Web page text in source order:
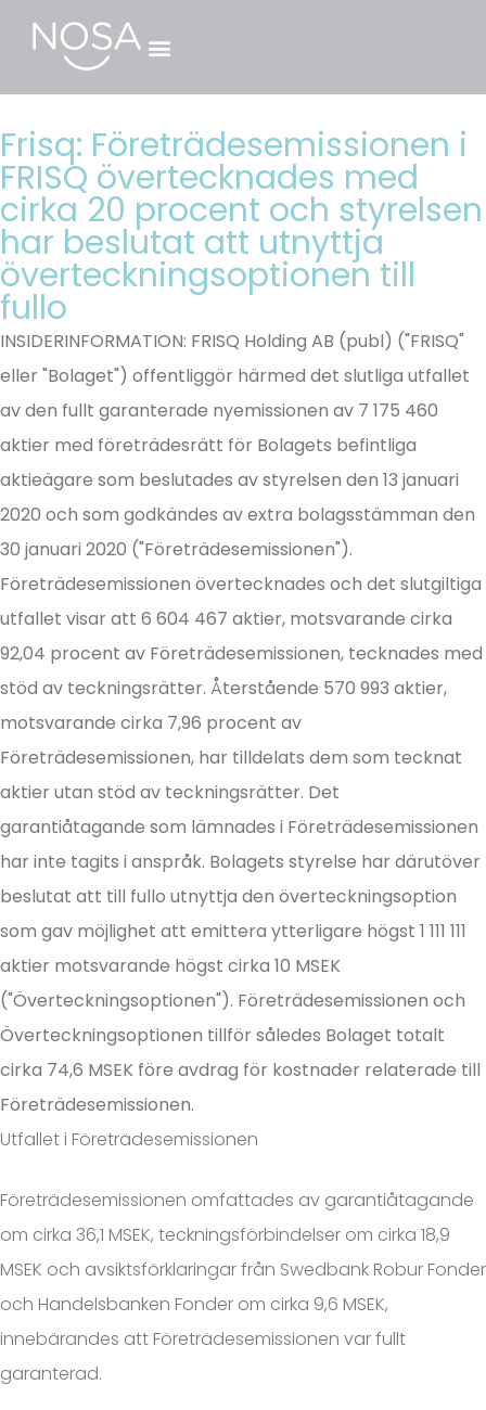
Frisq: Företrädesemissionen i
FRISQ övertecknades med
cirka 20 procent och styrelsen
har beslutat att utnyttja
överteckningsoptionen till
fullo
INSIDERINFORMATION: FRISQ Holding AB (publ) ("FRISQ"
eller "Bolaget") offentliggör härmed det slutliga utfallet
av den fullt garanterade nyemissionen av 7 175 460
aktier med företrädesrätt för Bolagets befintliga
aktieägare som beslutades av styrelsen den 13 januari
2020 och som godkändes av extra bolagsstämman den
30 januari 2020 ("Företrädesemissionen").
Företrädesemissionen övertecknades och det slutgiltiga
utfallet visar att 6 604 467 aktier, motsvarande cirka
92,04 procent av Företrädesemissionen, tecknades med
stöd av teckningsrätter. Återstående 570 993 aktier,
motsvarande cirka 7,96 procent av
Företrädesemissionen, har tilldelats dem som tecknat
aktier utan stöd av teckningsrätter. Det
garantiåtagande som lämnades i Företrädesemissionen
har inte tagits i anspråk. Bolagets styrelse har därutöver
beslutat att till fullo utnyttja den överteckningsoption
som gav möjlighet att emittera ytterligare högst 1 111 111
aktier motsvarande högst cirka 10 MSEK
("Överteckningsoptionen"). Företrädesemissionen och
Överteckningsoptionen tillför således Bolaget totalt
cirka 74,6 MSEK före avdrag för kostnader relaterade till
Företrädesemissionen.
Utfallet i Företrädesemissionen
Företrädesemissionen omfattades av garantiåtagande
om cirka 36,1 MSEK, teckningsförbindelser om cirka 18,9
MSEK och avsiktsförklaringar från Swedbank Robur Fonder
och Handelsbanken Fonder om cirka 9,6 MSEK,
innebärandes att Företrädesemissionen var fullt
garanterad.